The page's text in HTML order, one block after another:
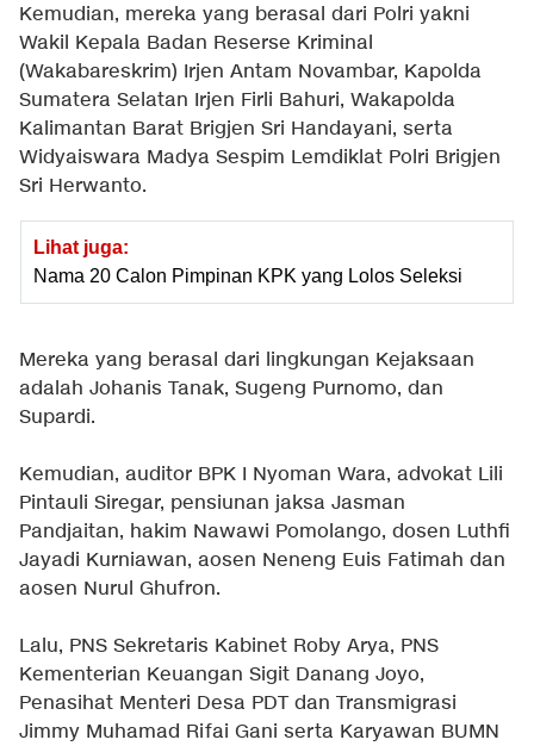
Kemudian, mereka yang berasal dari Polri yakni
Wakil Kepala Badan Reserse Kriminal
(Wakabareskrim) Irjen Antam Novambar, Kapolda
Sumatera Selatan Irjen Firli Bahuri, Wakapolda
Kalimantan Barat Brigjen Sri Handayani, serta
Widyaiswara Madya Sespim Lemdiklat Polri Brigjen
Sri Herwanto.
Lihat juga:
Nama 20 Calon Pimpinan KPK yang Lolos Seleksi
Mereka yang berasal dari lingkungan Kejaksaan
adalah Johanis Tanak, Sugeng Purnomo, dan
Supardi.
Kemudian, auditor BPK I Nyoman Wara, advokat Lili
Pintauli Siregar, pensiunan jaksa Jasman
Pandjaitan, hakim Nawawi Pomolango, dosen Luthfi
Jayadi Kurniawan, aosen Neneng Euis Fatimah dan
aosen Nurul Ghufron.
Lalu, PNS Sekretaris Kabinet Roby Arya, PNS
Kementerian Keuangan Sigit Danang Joyo,
Penasihat Menteri Desa PDT dan Transmigrasi
Jimmy Muhamad Rifai Gani serta Karyawan BUMN